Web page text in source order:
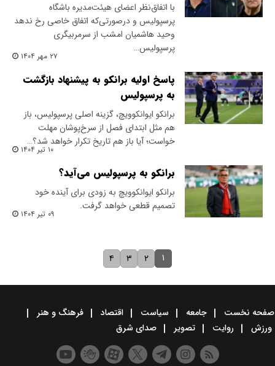
با اتفاق‌نظر اعضای هیئت‌مدیره باشگاه
پرسپولیس و درصورتی‌که اتفاق خاصی رخ ندهد
وحید هاشمیان امشب از سرمربیگری
پرسپولیس…
۲۷ مهر ۱۴۰۴
پاسخ اولیه برانکو به پیشنهاد بازگشت
به پرسپولیس
برانکو ایوانکوویچ، گزینه اصلی پرسپولیس، باز
هم مثل ابتدای فصل از سرخ‌پوشان مهلت
خواست؛ آیا باز هم تاریخ تکرار خواهد شد؟…
۱۰ تیر ۱۴۰۴
برانکو به پرسپولیس می‌آید؟
برانکو ایوانکوویچ به زودی برای آینده خود
تصمیم قطعی خواهد گرفت.
۰۹ تیر ۱۴۰۴
۱ ۲ ۳ ۴
صفحه نخست جامعه سیاست اقتصاد
فرهنگ و هنر
ورزش
روایت تصویر صدای شرق